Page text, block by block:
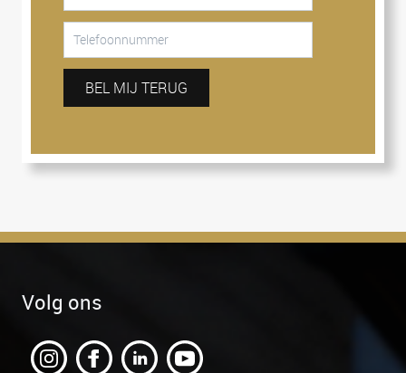
BEL MIJ TERUG
Volg ons